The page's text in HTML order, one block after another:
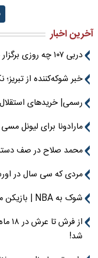
آخرین اخبار
دربی ۱۰۷ چه روزی برگزار می‌شود؟
خبر شوکه‌کننده از تبریز؛
رسمی| خریدهای
مارادونا برای لیونل
محمد صلاح در صف
مردی که سی سال در
شوک به NBA | بازیکن مشهور بسکتبال اوردوز کرد!
از
شد!